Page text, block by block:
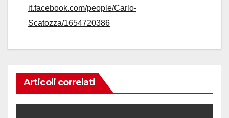
it.facebook.com/people/Carlo-
Scatozza/1654720386
Articoli correlati